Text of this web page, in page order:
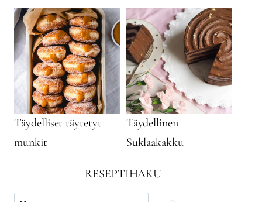
Täydelliset täytetyt
munkit
Täydellinen
Suklaakakku
RESEPTIHAKU
Käytä